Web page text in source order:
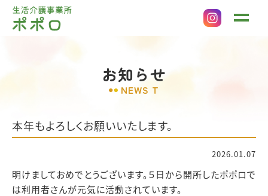
お知らせ
NEWS T
本年もよろしくお願いいたします。
2026.01.07
明けましておめでとうございます。５日から開所したポポロで
は利用者さんが元気に活動されています。